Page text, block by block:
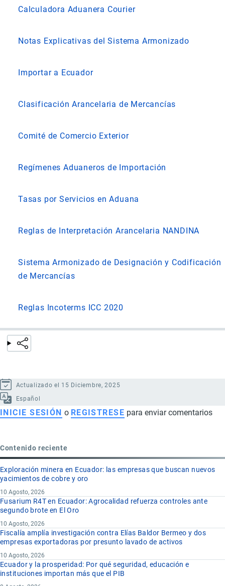
Calculadora Aduanera Courier
Notas Explicativas del Sistema Armonizado
Importar a Ecuador
Clasificación Arancelaria de Mercancías
Comité de Comercio Exterior
Regímenes Aduaneros de Importación
Tasas por Servicios en Aduana
Reglas de Interpretación Arancelaria NANDINA
Sistema Armonizado de Designación y Codificación
de Mercancías
Reglas Incoterms ICC 2020
Actualizado el 15 Diciembre, 2025
Español
INICIE SESIÓN o REGISTRESE para enviar comentarios
Contenido reciente
Exploración minera en Ecuador: las empresas que buscan nuevos
yacimientos de cobre y oro
10 Agosto, 2026
Fusarium R4T en Ecuador: Agrocalidad refuerza controles ante
segundo brote en El Oro
10 Agosto, 2026
Fiscalía amplía investigación contra Elías Baldor Bermeo y dos
empresas exportadoras por presunto lavado de activos
10 Agosto, 2026
Ecuador y la prosperidad: Por qué seguridad, educación e
instituciones importan más que el PIB